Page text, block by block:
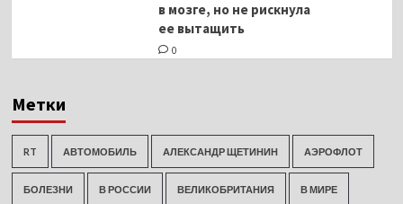
в мозге, но не рискнула
ее вытащить
0
Метки
RT АВТОМОБИЛЬ АЛЕКСАНДР ЩЕТИНИН АЭРОФЛОТ
БОЛЕЗНИ В РОССИИ ВЕЛИКОБРИТАНИЯ В МИРЕ